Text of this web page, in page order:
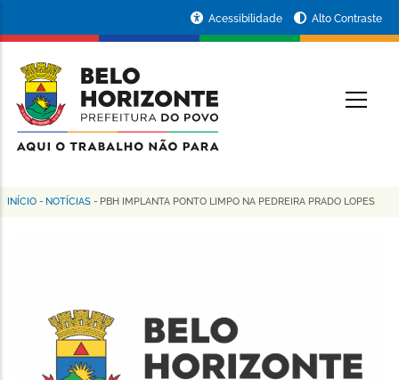
conteúdo
principal
da
Prefeitura
de
Horizonte
Acessibilidade Alto Contraste
Trilha
INÍCIO - NOTÍCIAS - PBH IMPLANTA PONTO LIMPO NA PEDREIRA PRADO LOPES